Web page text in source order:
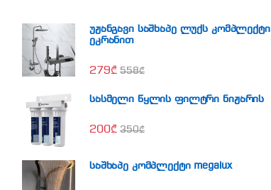
უჟანგავი საშხაპე ლუქს კომპლექტი
ეკრანით
279₾ 558₾
სასმელი წყლის ფილტრი ნიჟარის
200₾ 350₾
საშხაპე კომპლექტი megalux